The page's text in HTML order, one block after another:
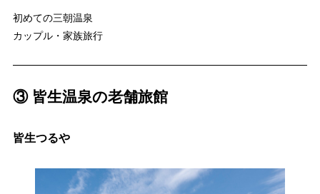
初めての三朝温泉
カップル・家族旅行
③ 皆生温泉の老舗旅館
皆生つるや